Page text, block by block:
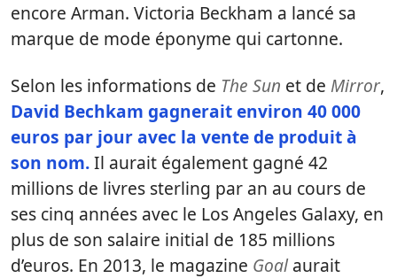
encore Arman. Victoria Beckham a lancé sa
marque de mode éponyme qui cartonne.
Selon les informations de The Sun et de Mirror,
David Bechkam gagnerait environ 40 000
euros par jour avec la vente de produit à
son nom.Il aurait également gagné 42
millions de livres sterling par an au cours de
ses cinq années avec le Los Angeles Galaxy, en
plus de son salaire initial de 185 millions
d’euros. En 2013, le magazine Goalaurait